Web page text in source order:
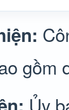
gồm
Ủy